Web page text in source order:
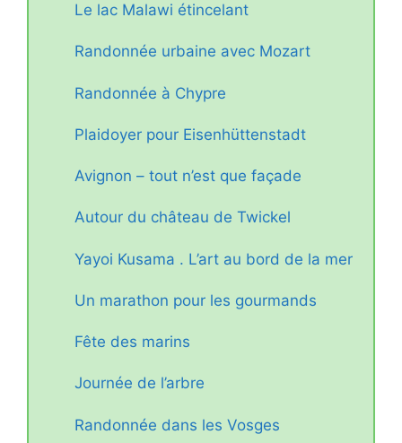
Le lac Malawi étincelant
Randonnée urbaine avec Mozart
Randonnée à Chypre
Plaidoyer pour Eisenhüttenstadt
Avignon – tout n’est que façade
Autour du château de Twickel
Yayoi Kusama . L’art au bord de la mer
Un marathon pour les gourmands
Fête des marins
Journée de l’arbre
Randonnée dans les Vosges